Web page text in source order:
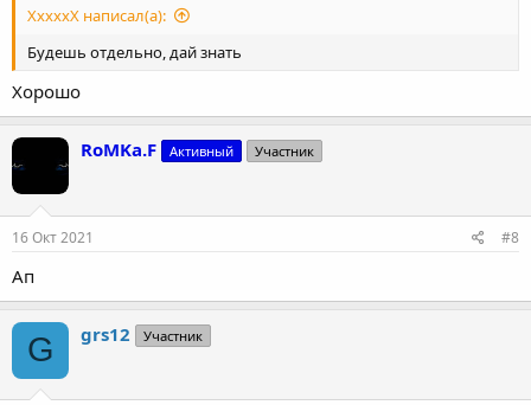
XxxxxX написал(а):
Будешь отдельно, дай знать
Хорошо
RoMKa.F Активный Участник
16 Окт 2021 #8
Ап
G grs12 Участник